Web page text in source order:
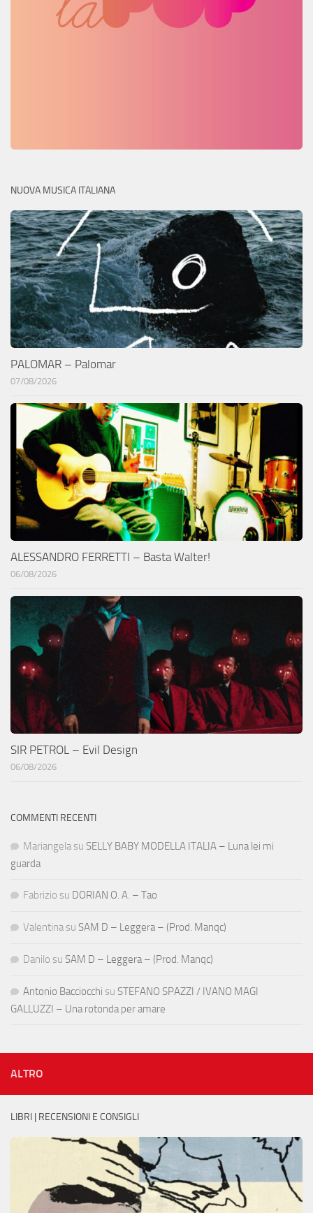
NUOVA MUSICA ITALIANA
PALOMAR – Palomar
07/08/2026
ALESSANDRO FERRETTI – Basta Walter!
06/08/2026
SIR PETROL – Evil Design
06/08/2026
COMMENTI RECENTI
Mariangela su SELLY BABY MODELLA ITALIA – Luna lei mi
guarda
Fabrizio su DORIAN O. A. – Tao
Valentina su SAM D – Leggera – (Prod. Manqc)
Danilo su SAM D – Leggera – (Prod. Manqc)
Antonio Bacciocchi su STEFANO SPAZZI / IVANO MAGI
GALLUZZI – Una rotonda per amare
ALTRO
LIBRI | RECENSIONI E CONSIGLI